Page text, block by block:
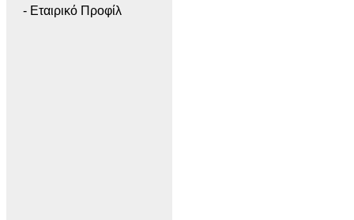
- Εταιρικό Προφίλ